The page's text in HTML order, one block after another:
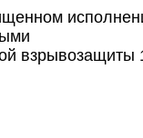
взрывозащиты